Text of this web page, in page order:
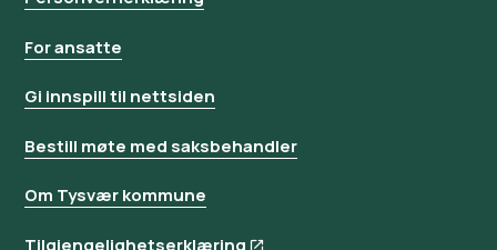
For ansatte
Gi innspill til nettsiden
Bestill møte med saksbehandler
Om Tysvær kommune
Tilgjengelighetserklæring